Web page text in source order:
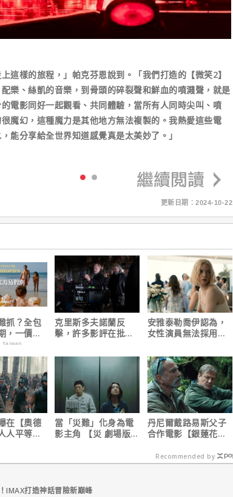
這樣的旅程，」帕克芬恩說到。「我們打造的【微笑2】
樂、絲凱的音樂，到骨頭的碎裂聲和鮮血的噴濺聲，就是
電影同好一起觀看、共同體驗，當所有人同時尖叫、噴
魔幻，這種魔力是其他地方無法複製的。我熱愛這些電
能分享給全世界知道感覺真是太美妙了。」
更新日期：2024-10-22
抓？全包
，一價搞
，省錢更
Taiwan
克里斯多夫諾蘭反
擊，許多影評在批評
缺陷」！
安雅泰勒喬伊認為，
女性演員無法採用方
在【奧德
人平等，
當「災難」化身為電
影主角 【災 劇場版】
丹尼爾戴路易斯父子
合作電影【銀蓮花】
播推薦
Recommended by
IMAX打造神話冒險新巔峰